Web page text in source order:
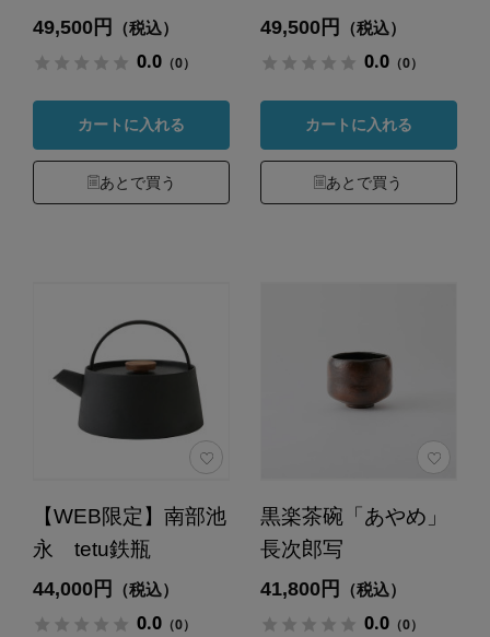
49,500円 （税込）
0.0（0）
カートに入れる
あとで買う
49,500円 （税込）
0.0（0）
カートに入れる
あとで買う
【WEB限定】南部池
永 tetu鉄瓶
44,000円 （税込）
0.0（0）
黒楽茶碗「あやめ」
長次郎写
41,800円 （税込）
0.0（0）